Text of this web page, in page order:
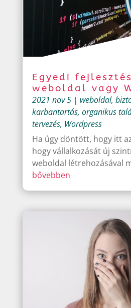
Egyedi
weboldal vagy
2021 nov 5| weboldal,
karbantartás, organikus
tervezés, Wordpress
Ha úgy döntött, hogy itt
hogy vállalkozását új
weboldal létrehozásával
bővebben